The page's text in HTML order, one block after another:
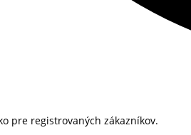
pre registrovaných zákazníkov.